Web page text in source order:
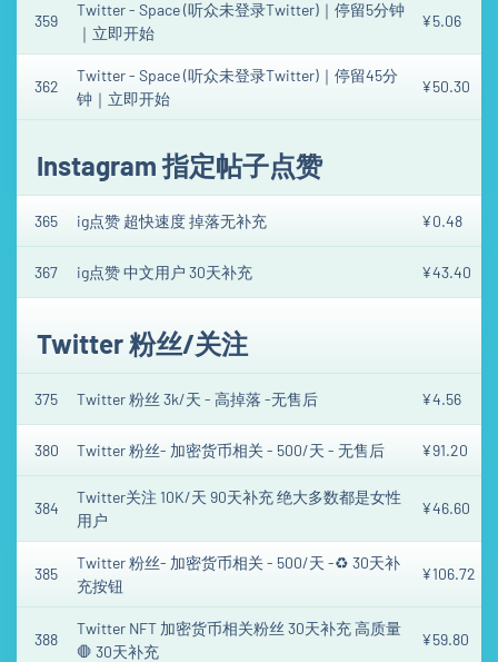
359
Twitter - Space (听众未登录Twitter)｜停留5分钟
｜立即开始
¥5.06
362
Twitter - Space (听众未登录Twitter)｜停留45分
钟｜立即开始
¥50.30
Instagram 指定帖子点赞
365 ig点赞 超快速度 掉落无补充 ¥0.48
367 ig点赞 中文用户 30天补充 ¥43.40
Twitter 粉丝/关注
375 Twitter 粉丝 3k/天 - 高掉落 -无售后 ¥4.56
380 Twitter 粉丝- 加密货币相关 - 500/天 - 无售后 ¥91.20
384
Twitter关注 10K/天 90天补充 绝大多数都是女性
用户
¥46.60
385
Twitter 粉丝- 加密货币相关 - 500/天 -♻️ 30天补
充按钮
¥106.72
388
Twitter NFT 加密货币相关粉丝 30天补充 高质量
🛑 30天补充
¥59.80